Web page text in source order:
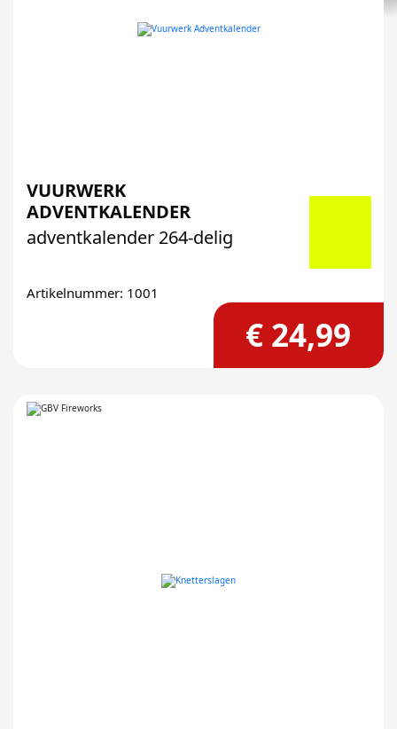
VUURWERK
ADVENTKALENDER
adventkalender 264-delig
Artikelnummer: 1001
€ 24,99